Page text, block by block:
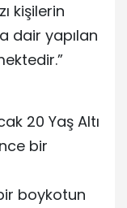
kişilerin
dair yapılan
20 Yaş Altı
bir
boykotun